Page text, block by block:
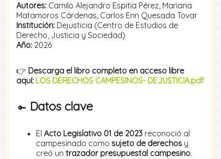
Autores: Camilo Alejandro Espitia Pérez, Mariana
Matamoros Cárdenas, Carlos Erin Quesada Tovar
Institución: Dejusticia (Centro de Estudios de
Derecho, Justicia y Sociedad)
Año: 2026
👉 Descarga el libro completo en acceso libre
aquí: LOS DERECHOS CAMPESINOS- DEJUSTICIA.pdf
🔑 Datos clave
El Acto Legislativo 01 de 2023 reconoció al
campesinado como sujeto de derechos y
creó un trazador presupuestal campesino.